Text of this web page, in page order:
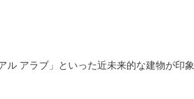
ル アラブ」といった近未来的な建物が印象